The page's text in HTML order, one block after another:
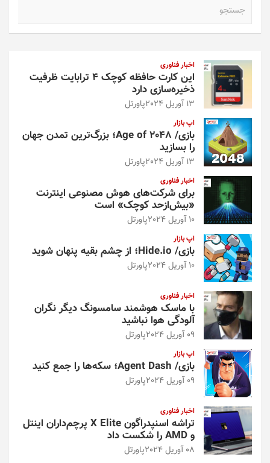
اخبار فناوری
این کارت حافظه کوچک ۴ ترابایت ظرفیت
ذخیره‌سازی دارد
13 آوریل 2024 پاورتل
اپ بازار
بازی/ Age of 2048؛ بزرگ‌ترین تمدن جهان
را بسازید
13 آوریل 2024 پاورتل
اخبار فناوری
برای شرکت‌های هوش مصنوعی اینترنت
«بیش‌از‌حد کوچک» است
10 آوریل 2024 پاورتل
اپ بازار
بازی/ Hide.io؛ از چشم بقیه پنهان شوید
10 آوریل 2024 پاورتل
اخبار فناوری
با ماسک هوشمند سامسونگ دیگر نگران
آلودگی هوا نباشید
09 آوریل 2024 پاورتل
اپ بازار
بازی/ Agent Dash؛ سکه‌ها را جمع کنید
09 آوریل 2024 پاورتل
اخبار فناوری
تراشه اسنپدراگون X Elite پرچم‌داران اینتل
و AMD را شکست داد
08 آوریل 2024 پاورتل